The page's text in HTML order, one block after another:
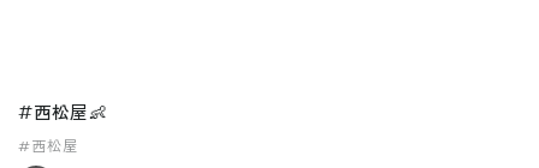
#西松屋👶
#西松屋